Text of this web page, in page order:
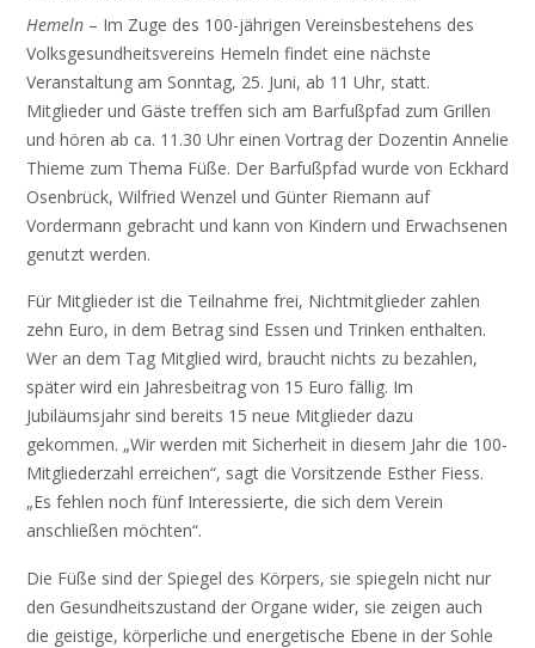
Hemeln – Im Zuge des 100-jährigen Vereinsbestehens des
Volksgesundheitsvereins Hemeln findet eine nächste
Veranstaltung am Sonntag, 25. Juni, ab 11 Uhr, statt.
Mitglieder und Gäste treffen sich am Barfußpfad zum Grillen
und hören ab ca. 11.30 Uhr einen Vortrag der Dozentin Annelie
Thieme zum Thema Füße. Der Barfußpfad wurde von Eckhard
Osenbrück, Wilfried Wenzel und Günter Riemann auf
Vordermann gebracht und kann von Kindern und Erwachsenen
genutzt werden.
Für Mitglieder ist die Teilnahme frei, Nichtmitglieder zahlen
zehn Euro, in dem Betrag sind Essen und Trinken enthalten.
Wer an dem Tag Mitglied wird, braucht nichts zu bezahlen,
später wird ein Jahresbeitrag von 15 Euro fällig. Im
Jubiläumsjahr sind bereits 15 neue Mitglieder dazu
gekommen. „Wir werden mit Sicherheit in diesem Jahr die 100-
Mitgliederzahl erreichen“, sagt die Vorsitzende Esther Fiess.
„Es fehlen noch fünf Interessierte, die sich dem Verein
anschließen möchten“.
Die Füße sind der Spiegel des Körpers, sie spiegeln nicht nur
den Gesundheitszustand der Organe wider, sie zeigen auch
die geistige, körperliche und energetische Ebene in der Sohle